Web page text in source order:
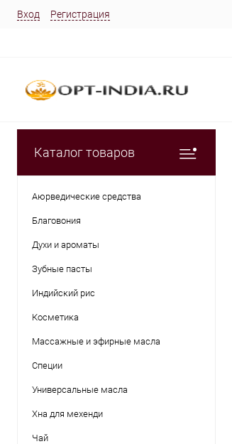
Вход Регистрация
Каталог товаров
Аюрведические средства
Благовония
Духи и ароматы
Зубные пасты
Индийский рис
Косметика
Массажные и эфирные масла
Специи
Универсальные масла
Хна для мехенди
Чай